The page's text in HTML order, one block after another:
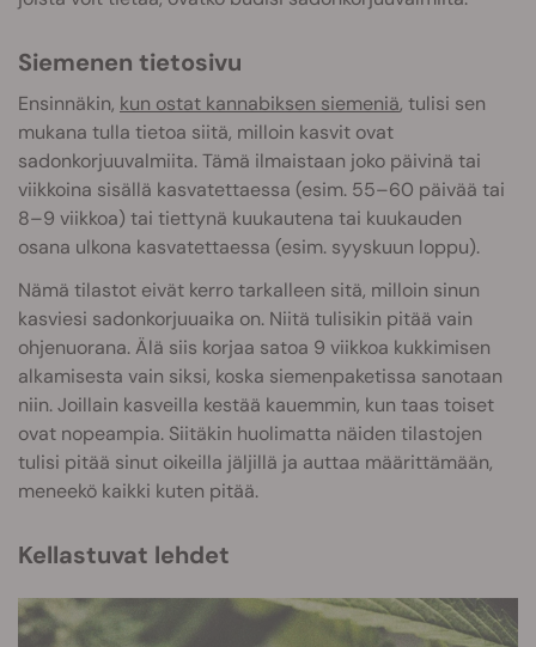
Siemenen tietosivu
Ensinnäkin, kun ostat kannabiksen siemeniä, tulisi sen
mukana tulla tietoa siitä, milloin kasvit ovat
sadonkorjuuvalmiita. Tämä ilmaistaan joko päivinä tai
viikkoina sisällä kasvatettaessa (esim. 55–60 päivää tai
8–9 viikkoa) tai tiettynä kuukautena tai kuukauden
osana ulkona kasvatettaessa (esim. syyskuun loppu).
Nämä tilastot eivät kerro tarkalleen sitä, milloin sinun
kasviesi sadonkorjuuaika on. Niitä tulisikin pitää vain
ohjenuorana. Älä siis korjaa satoa 9 viikkoa kukkimisen
alkamisesta vain siksi, koska siemenpaketissa sanotaan
niin. Joillain kasveilla kestää kauemmin, kun taas toiset
ovat nopeampia. Siitäkin huolimatta näiden tilastojen
tulisi pitää sinut oikeilla jäljillä ja auttaa määrittämään,
meneekö kaikki kuten pitää.
Kellastuvat lehdet